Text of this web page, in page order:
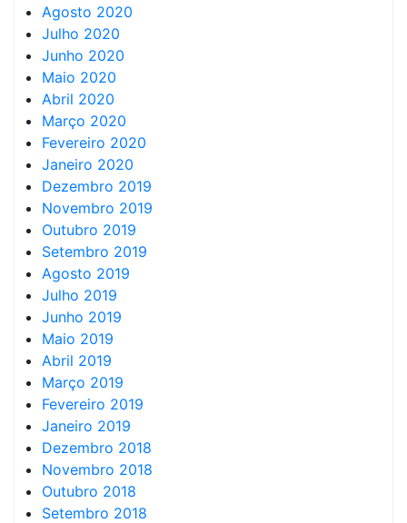
Agosto 2020
Julho 2020
Junho 2020
Maio 2020
Abril 2020
Março 2020
Fevereiro 2020
Janeiro 2020
Dezembro 2019
Novembro 2019
Outubro 2019
Setembro 2019
Agosto 2019
Julho 2019
Junho 2019
Maio 2019
Abril 2019
Março 2019
Fevereiro 2019
Janeiro 2019
Dezembro 2018
Novembro 2018
Outubro 2018
Setembro 2018